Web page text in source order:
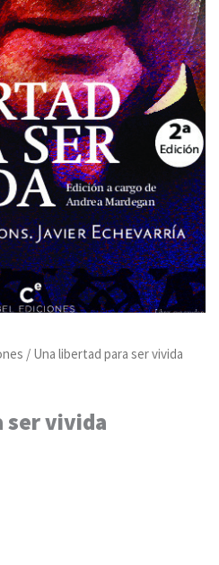
/ Una libertad para ser vivida
ser vivida